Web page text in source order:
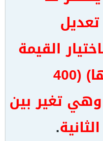
القيمة
إلى (0) وهي تغير بين
.